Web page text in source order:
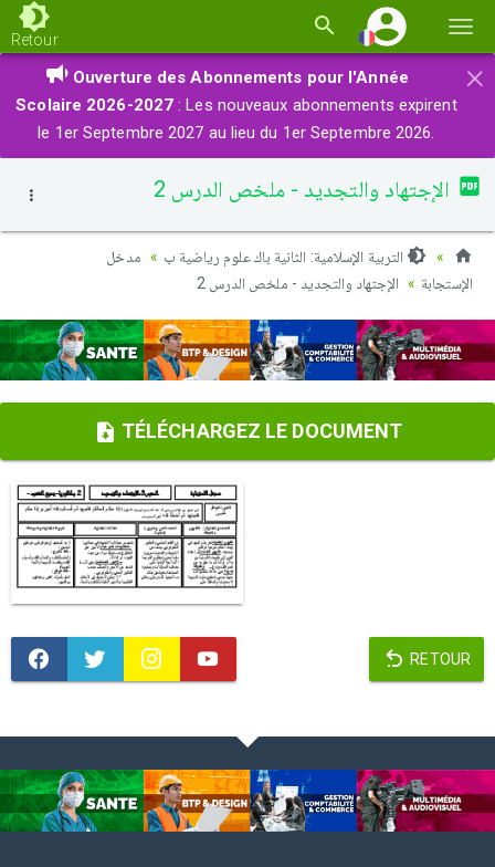
la
Retour
×
Ouverture des Abonnements pour l'Année
Scolaire 2026-2027 : Les nouveaux abonnements expirent
le 1er Septembre 2027 au lieu du 1er Septembre 2026.
الإجتهاد والتجديد - ملخص الدرس 2
التربية الإسلامية: الثانية باك علوم رياضية ب
مدخل
الإستجابة
الإجتهاد والتجديد - ملخص الدرس 2
TÉLÉCHARGEZ LE DOCUMENT
RETOUR